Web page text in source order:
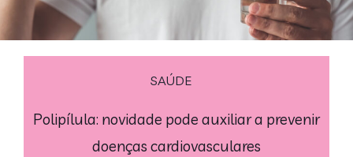
SAÚDE
Polipílula: novidade pode auxiliar a prevenir
doenças cardiovasculares